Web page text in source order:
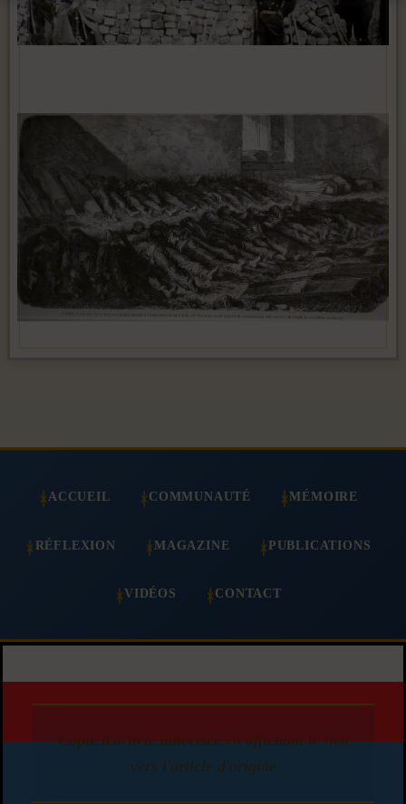
ACCUEIL COMMUNAUTÉ MÉMOIRE
RÉFLEXION MAGAZINE PUBLICATIONS
VIDÉOS CONTACT
Copie d'article autorisée en affichant le lien
vers l'article d'origine